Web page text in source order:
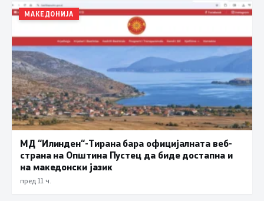
МАКЕДОНИЈА
МД “Илинден“-Тирана бара официјалната веб-
страна на Општина Пустец да биде достапна и
на македонски јазик
пред 11 ч.